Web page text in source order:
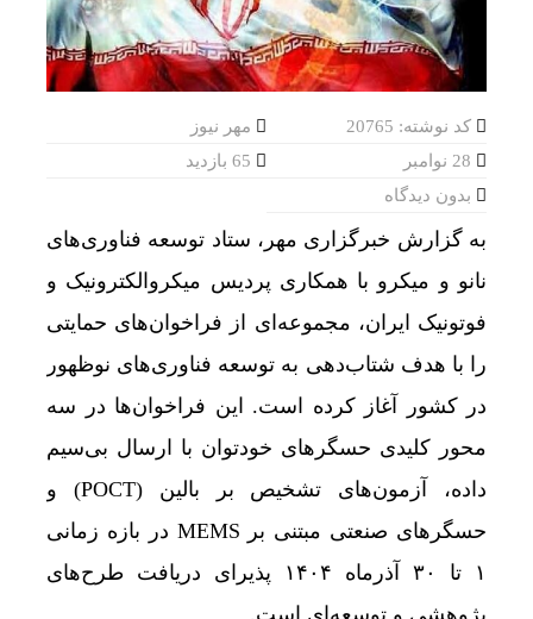
کد نوشته: 20765
مهر نیوز
بدون دیدگاه
به گزارش خبرگزاری مهر، ستاد توسعه فناوری‌های
نانو و میکرو با همکاری پردیس میکروالکترونیک و
فوتونیک ایران، مجموعه‌ای از فراخوان‌های حمایتی
را با هدف شتاب‌دهی به توسعه فناوری‌های نوظهور
در کشور آغاز کرده است. این فراخوان‌ها در سه
محور کلیدی حسگرهای خودتوان با ارسال بی‌سیم
داده، آزمون‌های تشخیص بر بالین (POCT) و
حسگرهای صنعتی مبتنی بر MEMS در بازه زمانی
۱ تا ۳۰ آذرماه ۱۴۰۴ پذیرای دریافت طرح‌های
پژوهشی و توسعه‌ای است.